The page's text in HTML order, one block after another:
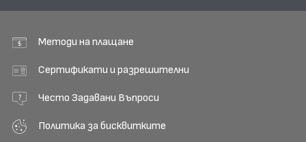
Методи на плащане
Сертификати и разрешителни
Често Задавани Въпроси
Политика за бисквитките